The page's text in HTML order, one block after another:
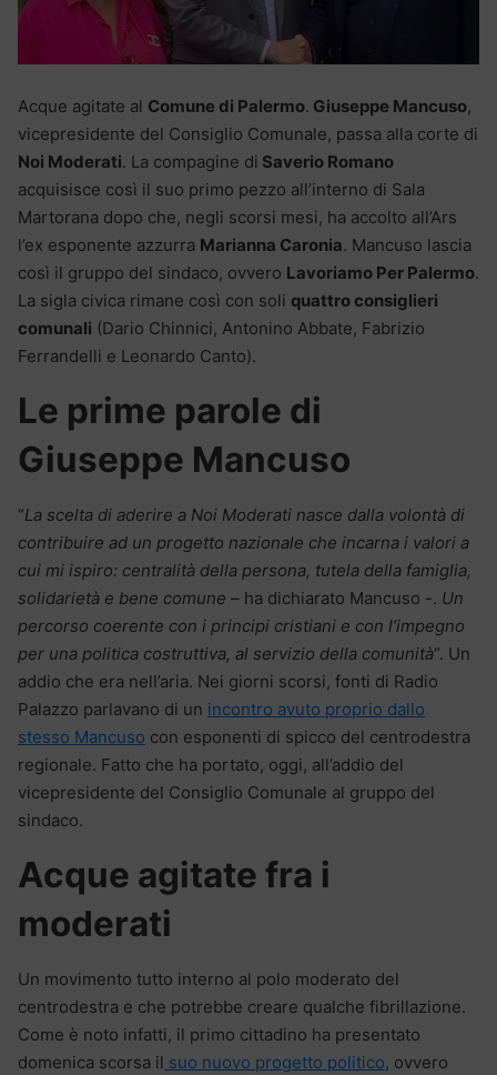
Acque agitate al Comune di Palermo. Giuseppe Mancuso,
vicepresidente del Consiglio Comunale, passa alla corte di
Noi Moderati. La compagine di Saverio Romano
acquisisce così il suo primo pezzo all’interno di Sala
Martorana dopo che, negli scorsi mesi, ha accolto all’Ars
l’ex esponente azzurra Marianna Caronia. Mancuso lascia
così il gruppo del sindaco, ovvero Lavoriamo Per Palermo.
La sigla civica rimane così con soli quattro consiglieri
comunali (Dario Chinnici, Antonino Abbate, Fabrizio
Ferrandelli e Leonardo Canto).
Le prime parole di
Giuseppe Mancuso
“La scelta di aderire a Noi Moderati nasce dalla volontà di
contribuire ad un progetto nazionale che incarna i valori a
cui mi ispiro: centralità della persona, tutela della famiglia,
solidarietà e bene comune – ha dichiarato Mancuso -. Un
percorso coerente con i principi cristiani e con l’impegno
per una politica costruttiva, al servizio della comunità“. Un
addio che era nell’aria. Nei giorni scorsi, fonti di Radio
Palazzo parlavano di un incontro avuto proprio dallo
stesso Mancuso con esponenti di spicco del centrodestra
regionale. Fatto che ha portato, oggi, all’addio del
vicepresidente del Consiglio Comunale al gruppo del
sindaco.
Acque agitate fra i
moderati
Un movimento tutto interno al polo moderato del
centrodestra e che potrebbe creare qualche fibrillazione.
Come è noto infatti, il primo cittadino ha presentato
domenica scorsa il suo nuovo progetto politico, ovvero